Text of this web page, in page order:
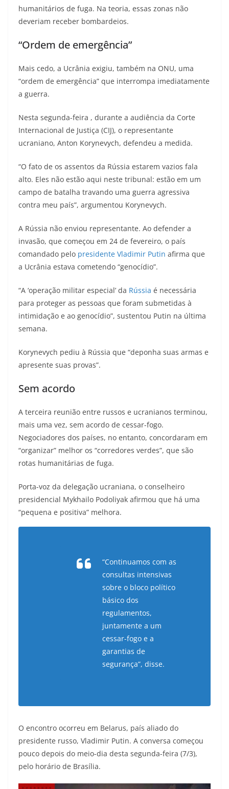
humanitários de fuga. Na teoria, essas zonas não
deveriam receber bombardeios.
“Ordem de emergência”
Mais cedo, a Ucrânia exigiu, também na ONU, uma
“ordem de emergência” que interrompa imediatamente
a guerra.
Nesta segunda-feira , durante a audiência da Corte
Internacional de Justiça (CIJ), o representante
ucraniano, Anton Korynevych, defendeu a medida.
“O fato de os assentos da Rússia estarem vazios fala
alto. Eles não estão aqui neste tribunal: estão em um
campo de batalha travando uma guerra agressiva
contra meu país”, argumentou Korynevych.
A Rússia não enviou representante. Ao defender a
invasão, que começou em 24 de fevereiro, o país
comandado pelo presidente Vladimir Putin afirma que
a Ucrânia estava cometendo “genocídio”.
“A ‘operação militar especial’ da Rússia é necessária
para proteger as pessoas que foram submetidas à
intimidação e ao genocídio”, sustentou Putin na última
semana.
Korynevych pediu à Rússia que “deponha suas armas e
apresente suas provas”.
Sem acordo
A terceira reunião entre russos e ucranianos terminou,
mais uma vez, sem acordo de cessar-fogo.
Negociadores dos países, no entanto, concordaram em
“organizar” melhor os “corredores verdes”, que são
rotas humanitárias de fuga.
Porta-voz da delegação ucraniana, o conselheiro
presidencial Mykhailo Podoliyak afirmou que há uma
“pequena e positiva” melhora.
“Continuamos com as
consultas intensivas
sobre o bloco político
básico dos
regulamentos,
juntamente a um
cessar-fogo e a
garantias de
segurança”, disse.
O encontro ocorreu em Belarus, país aliado do
presidente russo, Vladimir Putin. A conversa começou
pouco depois do meio-dia desta segunda-feira (7/3),
pelo horário de Brasília.